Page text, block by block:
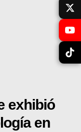
exhibió
en